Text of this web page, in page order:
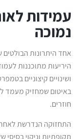
עמידות
נמוכה
אחד היתרונות הבולטים
היריעות מתוכננות
ושינויים קיצוניים
באיטום שמחזיק מעמד
חוזרים.
התחזוקה הנדרשת לאחר
תקופתיות וניקוי